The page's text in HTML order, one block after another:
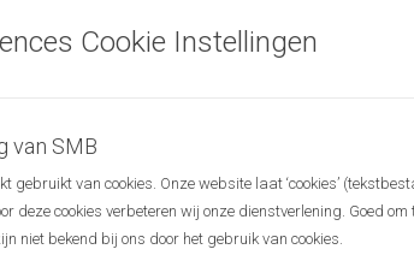
zichtbaar. Het doel is in contact komen met
Cookie Instellingen
van SMB
gebruikt van cookies. Onze website laat ‘cookies’
deze cookies verbeteren wij onze dienstverlening. Goed
niet bekend bij ons door het gebruik van cookies.